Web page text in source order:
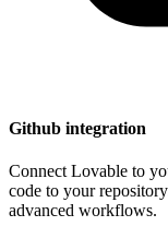
Github integration
Connect Lovable to
code to your
advanced workflows.